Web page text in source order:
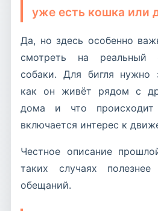
уже есть кошка или
Да, но здесь особенно
смотреть на реальный
собаки. Для бигля нужно
как он живёт рядом с
дома и что происходит
включается интерес к
Честное описание
таких случаях
обещаний.